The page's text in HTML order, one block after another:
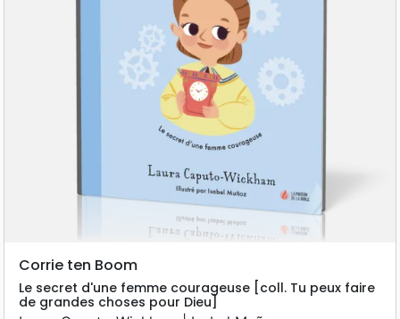
Corrie ten Boom
Le secret d'une femme courageuse [coll. Tu peux faire
de grandes choses pour Dieu]